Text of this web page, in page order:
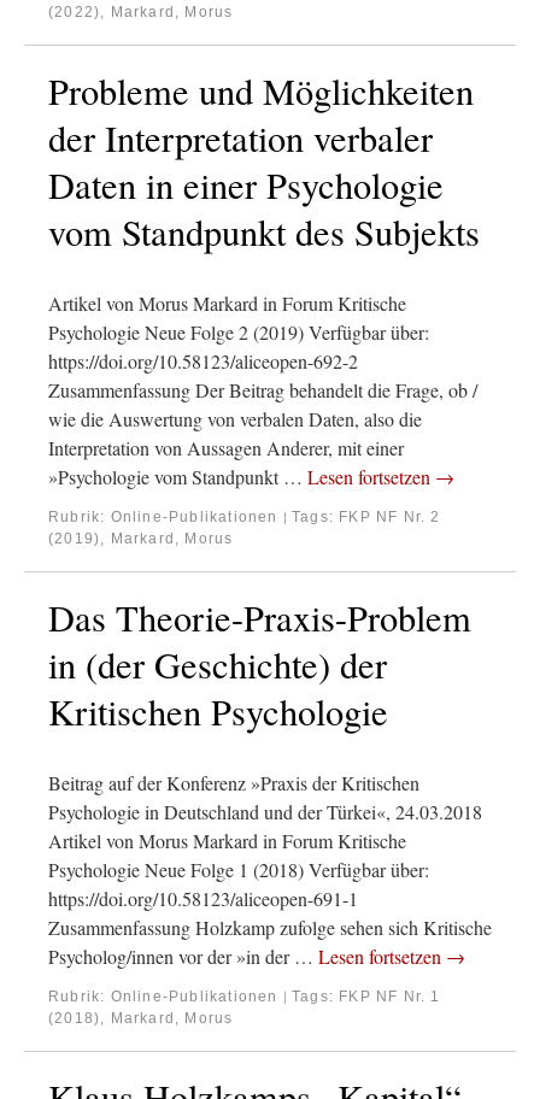
(2022), Markard, Morus
Probleme und Möglichkeiten
der Interpretation verbaler
Daten in einer Psychologie
vom Standpunkt des Subjekts
Artikel von Morus Markard in Forum Kritische
Psychologie Neue Folge 2 (2019) Verfügbar über:
https://doi.org/10.58123/aliceopen-692-2
Zusammenfassung Der Beitrag behandelt die Frage, ob /
wie die Auswertung von verbalen Daten, also die
Interpretation von Aussagen Anderer, mit einer
»Psychologie vom Standpunkt … Lesen fortsetzen →
Rubrik: Online-Publikationen | Tags: FKP NF Nr. 2
(2019), Markard, Morus
Das Theorie-Praxis-Problem
in (der Geschichte) der
Kritischen Psychologie
Beitrag auf der Konferenz »Praxis der Kritischen
Psychologie in Deutschland und der Türkei«, 24.03.2018
Artikel von Morus Markard in Forum Kritische
Psychologie Neue Folge 1 (2018) Verfügbar über:
https://doi.org/10.58123/aliceopen-691-1
Zusammenfassung Holzkamp zufolge sehen sich Kritische
Psycholog/innen vor der »in der … Lesen fortsetzen →
Rubrik: Online-Publikationen | Tags: FKP NF Nr. 1
(2018), Markard, Morus